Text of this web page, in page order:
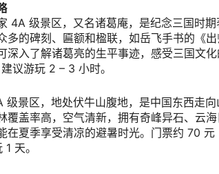
4A 级景区，又名诸葛庵，是纪念三国时
多的碑刻、匾额和楹联，如岳飞手书的《
深入了解诸葛亮的生平事迹，感受三国文
建议游玩 2 – 3 小时。
级景区，地处伏牛山腹地，是中国东西走
覆盖率高，空气清新，拥有奇峰异石、云
在夏季享受清凉的避暑时光。门票约 70 元
1 天。